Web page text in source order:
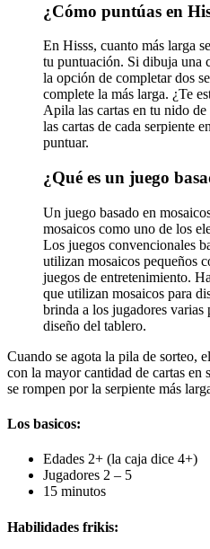
¿Cómo puntúas en
En Hisss, cuanto más larga
tu puntuación. Si dibuja una
la opción de completar dos
complete la más larga. ¿Te
Apila las cartas en tu nido de
las cartas de cada serpiente
puntuar.
¿Qué es un juego
Un juego basado en
mosaicos como uno de los
Los juegos convencionales
utilizan mosaicos pequeños
juegos de entretenimiento.
que utilizan mosaicos para
brinda a los jugadores varias
diseño del tablero.
Cuando se agota la pila de sorteo,
con la mayor cantidad de cartas
se rompen por la serpiente más
Los basicos:
Edades 2+ (la caja dice 4+)
Jugadores 2 – 5
15 minutos
Habilidades frikis: